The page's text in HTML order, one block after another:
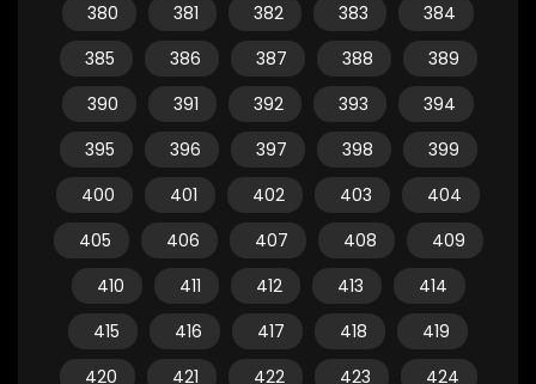
380
381 382 383
384
385
386 387 388
389
390
391 392 393
394
395
396 397 398
399
400
401 402 403
404
405
406 407 408
409
410
411 412 413
414
415
416 417 418
419
420
421 422 423 424